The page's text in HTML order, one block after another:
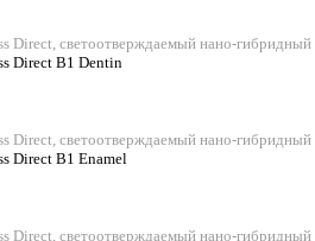
Direct, светоотверждаемый нано-гибридный
Direct B1 Dentin
Direct, светоотверждаемый нано-гибридный
Direct B1 Enamel
Direct, светоотверждаемый нано-гибридный